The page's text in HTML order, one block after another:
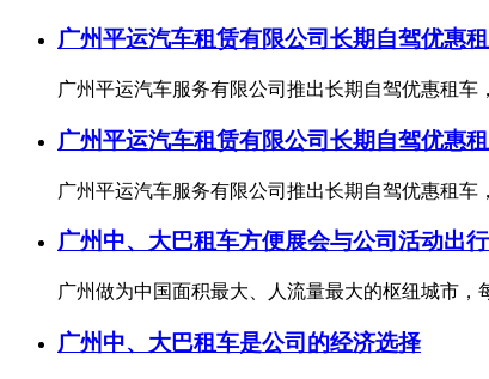
广州平运汽车租赁有限公司长期自驾优惠
广州平运汽车服务有限公司推出长期自驾优惠租车
广州平运汽车租赁有限公司长期自驾优惠
广州平运汽车服务有限公司推出长期自驾优惠租车
广州中、大巴租车方便展会与公司活动出行
广州做为中国面积最大、人流量最大的枢纽城市，
广州中、大巴租车是公司的经济选择